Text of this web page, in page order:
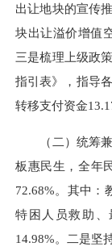
出让地块的宣传
块出让溢价增值
三是梳理上级政
指引表》，指导
转移支付资金
（二）统筹兼
板惠民生，全年
72.68%。其中：
特困人员救助
14.98%。二是坚